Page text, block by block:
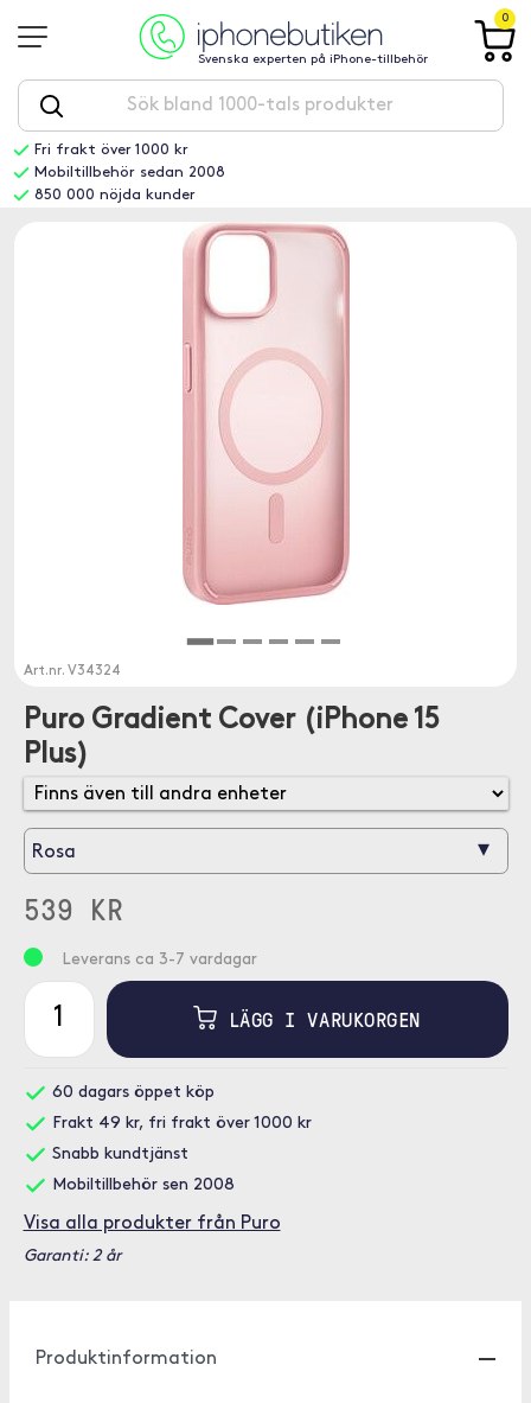
Svenska experten på iPhone-tillbehör
0
Fri frakt över 1000 kr
Mobiltillbehör sedan 2008
850 000 nöjda kunder
Art.nr. V34324
Puro Gradient Cover (iPhone 15
Plus)
Rosa ▾
539 KR
Leverans ca 3-7 vardagar
LÄGG I VARUKORGEN
60 dagars öppet köp
Frakt 49 kr, fri frakt över 1000 kr
Snabb kundtjänst
Mobiltillbehör sen 2008
Visa alla produkter från Puro
Garanti: 2 år
Produktinformation